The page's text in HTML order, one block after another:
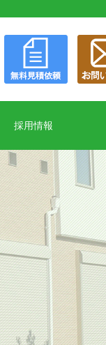
採用情報